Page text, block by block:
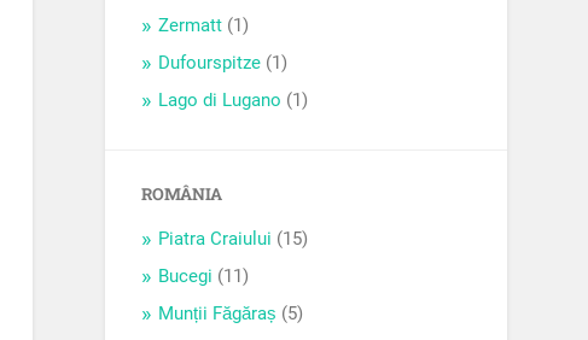
Zermatt (1)
Dufourspitze (1)
Lago di Lugano (1)
ROMÂNIA
Piatra Craiului (15)
Bucegi (11)
Munții Făgăraș (5)